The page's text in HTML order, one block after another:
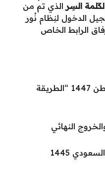
السِر الذي تم من
الدخول لنِظام نُور
الرابط الخاص
التسجيل في سقيا بوابة المواطن 1447 “الطريقة
النهائي
1445